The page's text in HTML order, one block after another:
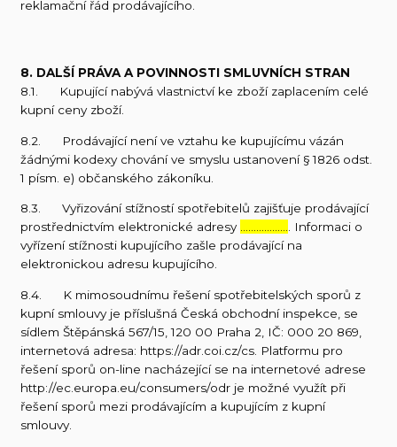
reklamační řád prodávajícího.
8. DALŠÍ PRÁVA A POVINNOSTI SMLUVNÍCH STRAN
8.1. Kupující nabývá vlastnictví ke zboží zaplacením celé
kupní ceny zboží.
8.2. Prodávající není ve vztahu ke kupujícímu vázán
žádnými kodexy chování ve smyslu ustanovení § 1826 odst.
1 písm. e) občanského zákoníku.
8.3. Vyřizování stížností spotřebitelů zajišťuje prodávající
prostřednictvím elektronické adresy
. Informaci o
vyřízení stížnosti kupujícího zašle prodávající na
elektronickou adresu kupujícího.
8.4. K mimosoudnímu řešení spotřebitelských sporů z
kupní smlouvy je příslušná Česká obchodní inspekce, se
sídlem Štěpánská 567/15, 120 00 Praha 2, IČ: 000 20 869,
internetová adresa: https://adr.coi.cz/cs. Platformu pro
řešení sporů on-line nacházející se na internetové adrese
http://ec.europa.eu/consumers/odr je možné využít při
řešení sporů mezi prodávajícím a kupujícím z kupní
smlouvy.